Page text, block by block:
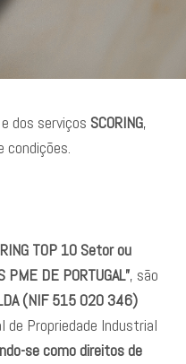
dos serviços SCORING,
condições.
TOP 10 Setor ou
PME DE PORTUGAL”, são
(NIF 515 020 346)
Propriedade Industrial
se como direitos de